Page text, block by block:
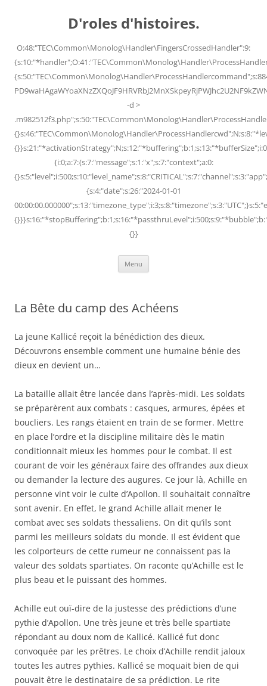
D'roles d'histoires.
O:48:"TEC\Common\Monolog\Handler\FingersCrossedHandler":9:
-d >
{i:0;a:7:{s:7:"message";s:1:"x";s:7:"context";a:0:
{s:4:"date";s:26:"2024-01-01
{}}
Menu
La Bête du camp des Achéens
La jeune Kallicé reçoit la bénédiction des dieux.
Découvrons ensemble comment une humaine bénie des
dieux en devient un…
La bataille allait être lancée dans l’après-midi. Les soldats
se préparèrent aux combats : casques, armures, épées et
boucliers. Les rangs étaient en train de se former. Mettre
en place l’ordre et la discipline militaire dès le matin
conditionnait mieux les hommes pour le combat. Il est
courant de voir les généraux faire des offrandes aux dieux
ou demander la lecture des augures. Ce jour là, Achille en
personne vint voir le culte d’Apollon. Il souhaitait connaître
sont avenir. En effet, le grand Achille allait mener le
combat avec ses soldats thessaliens. On dit qu’ils sont
parmi les meilleurs soldats du monde. Il est évident que
les colporteurs de cette rumeur ne connaissent pas la
valeur des soldats spartiates. On raconte qu’Achille est le
plus beau et le puissant des hommes.
Achille eut ouï-dire de la justesse des prédictions d’une
pythie d’Apollon. Une très jeune et très belle spartiate
répondant au doux nom de Kallicé. Kallicé fut donc
convoquée par les prêtres. Le choix d’Achille rendit jaloux
toutes les autres pythies. Kallicé se moquait bien de qui
pouvait être le destinataire de sa prédiction. Le rite